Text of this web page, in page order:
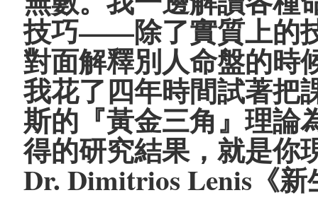
技巧——除了實質上的
對面解釋別人命盤的
我花了四年時間試著把
斯的『黃金三角』理論
得的研究結果，就是
Dr. Dimitrios Lenis《新